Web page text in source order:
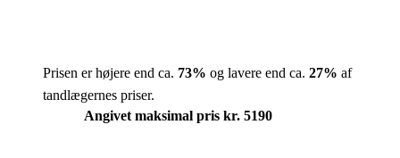
Prisen er højere end ca. 73% og lavere end ca. 27% af
tandlægernes priser.
Angivet maksimal pris kr. 5190